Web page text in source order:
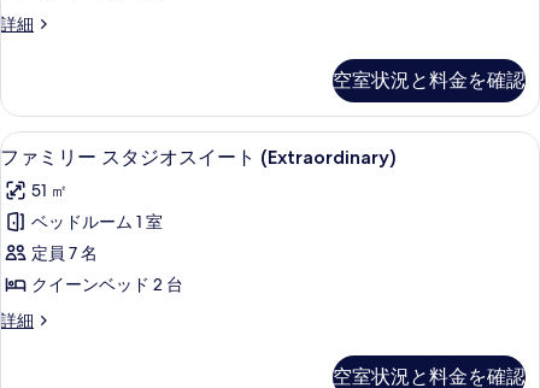
す
キ
グ
ベ
ッ
ド
台
(Emerald
Original)
詳細
ダ
ー
ム
キ
グ
ベ
ッ
ド
(Emerald
空室状況と料金を確認
フ
ァ
ミ
リ
ー
タ
高級寝具、ミニバー、セーフティボ
4
ファミリー スタジオスイート (Extraordinary)
51 ㎡
ベッドルーム 1 室
定員 7 名
クイーンベッド 2 台
詳細
フ
空室状況と料金を確認